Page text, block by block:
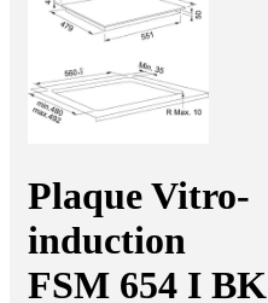
Plaque Vitro-
induction
FSM 654 I BK